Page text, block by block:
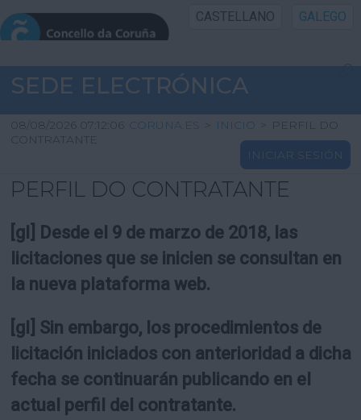
CASTELLANO GALEGO
INICIO SEDE
INICIO
INFORMACIÓN PÚBLICA
UTILIDADES
SEDE ELECTRÓNICA
08/08/2026 07:12:06 CORUNA.ES > INICIO > PERFIL DO
CONTRATANTE
INICIAR SESIÓN
PERFIL DO CONTRATANTE
[gl] Desde el 9 de marzo de 2018, las
licitaciones que se inicien se consultan en
la nueva plataforma web.
[gl] Sin embargo, los procedimientos de
licitación iniciados con anterioridad a dicha
fecha se continuarán publicando en el
actual perfil del contratante.